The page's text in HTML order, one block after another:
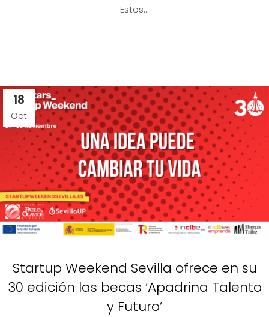
Estos...
18
Oct
Startup Weekend Sevilla ofrece en su
30 edición las becas ‘Apadrina Talento
y Futuro’